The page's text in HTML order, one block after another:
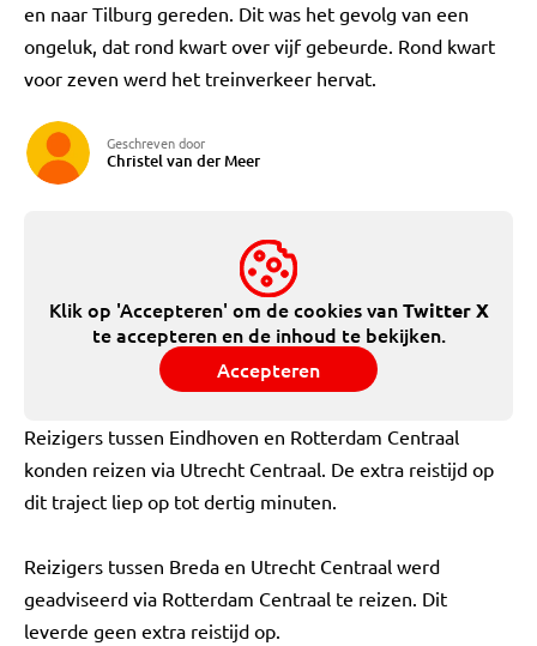
en naar Tilburg gereden. Dit was het gevolg van een
ongeluk, dat rond kwart over vijf gebeurde. Rond kwart
voor zeven werd het treinverkeer hervat.
Geschreven door
Christel van der Meer
Klik op 'Accepteren' om de cookies vanTwitter X
te accepteren en de inhoud te bekijken.
Accepteren
Reizigers tussen Eindhoven en Rotterdam Centraal
konden reizen via Utrecht Centraal. De extra reistijd op
dit traject liep op tot dertig minuten.
Reizigers tussen Breda en Utrecht Centraal werd
geadviseerd via Rotterdam Centraal te reizen. Dit
leverde geen extra reistijd op.